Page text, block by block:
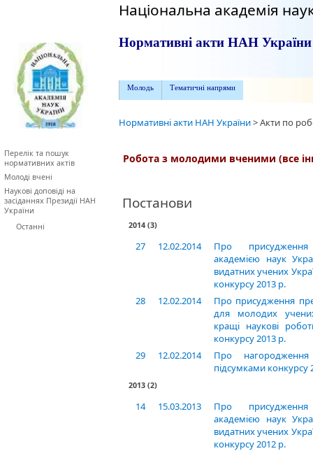
Національна академія
Нормативні акти НАН України
Молодь Тематичні напрями
Нормативні акти НАН України>Акти по
Перелік та пошук
нормативних актів
Молоді вчені
Наукові доповіді на
засіданнях Президії НАН
України
Останні
Робота з молодими вченими (все
Постанови
2014 (3)
27 12.02.2014
Про присудження
академією наук
видатних учених
конкурсу 2013 р.
28
12.02.2014
Про присудження
для молодих
кращі наукові
конкурсу 2013 р.
29
12.02.2014
Про
підсумками конкурсу
2013 (2)
14 15.03.2013
Про присудження
академією наук
видатних учених
конкурсу 2012 р.